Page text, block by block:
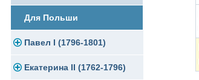
Для Польши
Памятные и донативные
Для Польши
Павел I (1796-1801)
Золото
Екатерина II (1762-1796)